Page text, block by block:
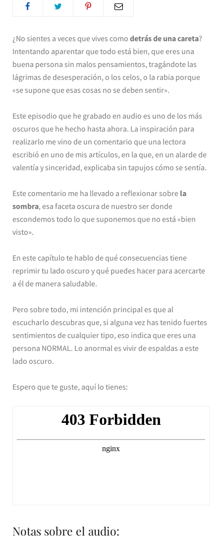
¿No sientes a veces que vives como detrás de una careta?
Intentando aparentar que todo está bien, que eres una
buena persona sin malos pensamientos, tragándote las
lágrimas de desesperación, o los celos, o la rabia porque
«se supone que esas cosas no se deben sentir».
Este episodio que he grabado en audio es uno de los más
oscuros que he hecho hasta ahora. La inspiración para
realizarlo me vino de un comentario que una lectora
escribió en uno de mis artículos, en la que, en un alarde de
valentía y sinceridad, explicaba sin tapujos cómo se sentía.
Este comentario me ha llevado a reflexionar sobre la
sombra, esa faceta oscura de nuestro ser donde
escondemos todo lo que suponemos que no está «bien
visto».
En este capítulo te hablo de qué consecuencias tiene
reprimir tu lado oscuro y qué puedes hacer para acercarte
a él de manera saludable.
Pero sobre todo, mi intención principal es que al
escucharlo descubras que, si alguna vez has tenido fuertes
sentimientos de cualquier tipo, eso indica que eres una
persona NORMAL. Lo anormal es vivir de espaldas a este
lado oscuro.
Espero que te guste, aquí lo tienes:
Notas sobre el audio: